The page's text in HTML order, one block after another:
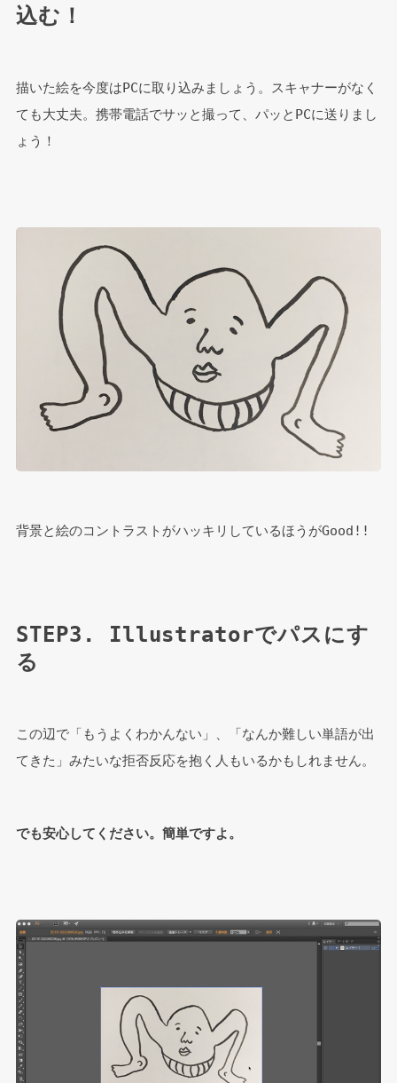
込む！
描いた絵を今度はPCに取り込みましょう。スキャナーがなく
ても大丈夫。携帯電話でサッと撮って、パッとPCに送りまし
ょう！
背景と絵のコントラストがハッキリしているほうがGood!!
STEP3. Illustratorでパスにす
る
この辺で「もうよくわかんない」、「なんか難しい単語が出
てきた」みたいな拒否反応を抱く人もいるかもしれません。
でも安心してください。簡単ですよ。